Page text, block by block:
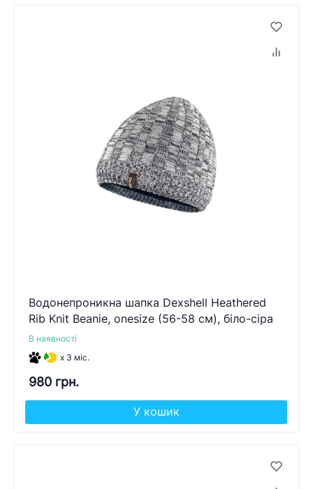
Водонепроникна шапка Dexshell Heathered
Rib Knit Beanie, onesize (56-58 см), біло-сіра
В наявності
x 3 міс.
980 грн.
У кошик